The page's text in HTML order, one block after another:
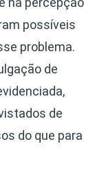
possíveis
problema.
de
de
do que para